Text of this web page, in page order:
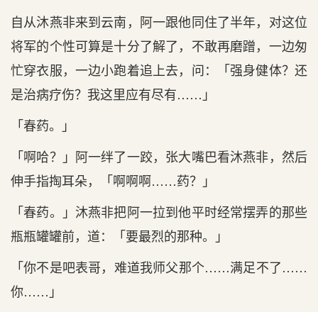
自从沐燕非来到云南，阿一跟他同住了半年，对这位
将军的个性可算是十分了解了，不敢再磨蹭，一边匆
忙穿衣服，一边小跑着追上去，问：「强身健体？还
是治病疗伤？我这里应有尽有……」
「春药。」
「啊哈？」阿一绊了一跤，张大嘴巴看沐燕非，然后
伸手指掏耳朵，「啊啊啊……药？」
「春药。」沐燕非把阿一拉到他平时经常摆弄的那些
瓶瓶罐罐前，道：「要最烈的那种。」
「你不是吧表哥，难道我师父那个……满足不了……
你……」